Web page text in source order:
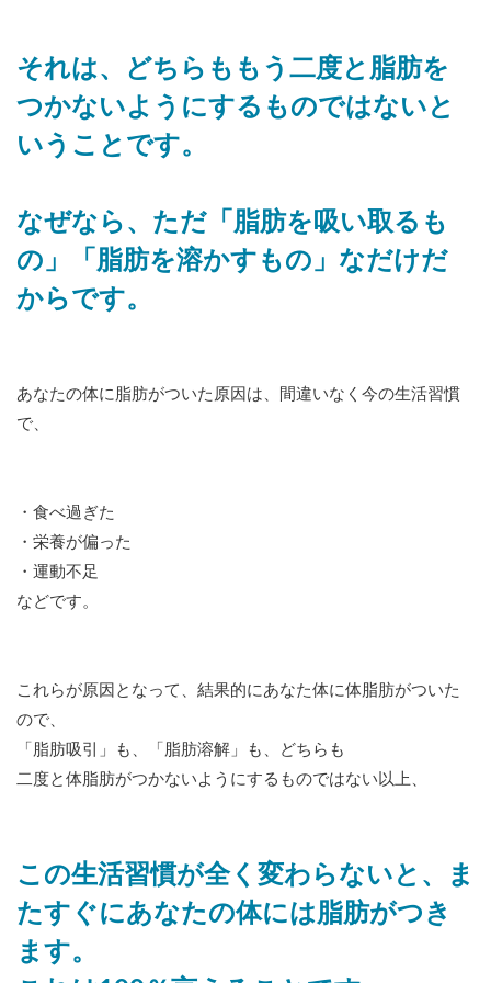
それは、どちらももう二度と脂肪を
つかないようにするものではないと
いうことです。
なぜなら、ただ「脂肪を吸い取るも
の」「脂肪を溶かすもの」なだけだ
からです。
あなたの体に脂肪がついた原因は、間違いなく今の生活習慣
で、
・食べ過ぎた
・栄養が偏った
・運動不足
などです。
これらが原因となって、結果的にあなた体に体脂肪がついた
ので、
「脂肪吸引」も、「脂肪溶解」も、どちらも
二度と体脂肪がつかないようにするものではない以上、
この生活習慣が全く変わらないと、ま
たすぐにあなたの体には脂肪がつき
ます。